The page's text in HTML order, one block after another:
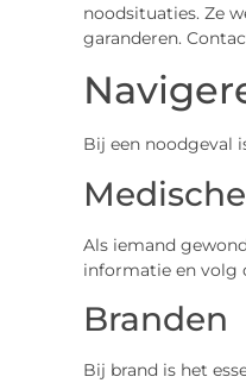
noodsituaties. Ze
garanderen.
Bij een noodgeval
Als iemand
informatie en volg
Branden
Bij brand is het